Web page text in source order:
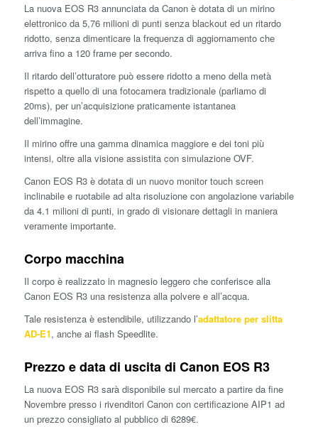
La nuova EOS R3 annunciata da Canon è dotata di un mirino
elettronico da 5,76 milioni di punti senza blackout ed un ritardo
ridotto, senza dimenticare la frequenza di aggiornamento che
arriva fino a 120 frame per secondo.
Il ritardo dell’otturatore può essere ridotto a meno della metà
rispetto a quello di una fotocamera tradizionale (parliamo di
20ms), per un’acquisizione praticamente istantanea
dell’immagine.
Il mirino offre una gamma dinamica maggiore e dei toni più
intensi, oltre alla visione assistita con simulazione OVF.
Canon EOS R3 è dotata di un nuovo monitor touch screen
inclinabile e ruotabile ad alta risoluzione con angolazione variabile
da 4.1 milioni di punti, in grado di visionare dettagli in maniera
veramente importante.
Corpo macchina
Il corpo è realizzato in magnesio leggero che conferisce alla
Canon EOS R3 una resistenza alla polvere e all’acqua.
Tale resistenza è estendibile, utilizzando l’adattatore per slitta
AD-E1, anche ai flash Speedlite.
Prezzo e data di uscita di Canon EOS R3
La nuova EOS R3 sarà disponibile sul mercato a partire da fine
Novembre presso i rivenditori Canon con certificazione AIP1 ad
un prezzo consigliato al pubblico di 6289€.